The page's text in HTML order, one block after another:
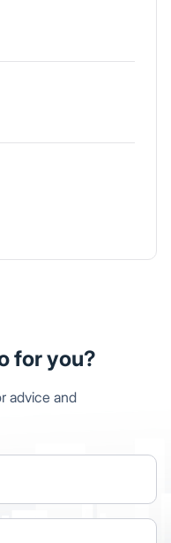
for you?
advice and